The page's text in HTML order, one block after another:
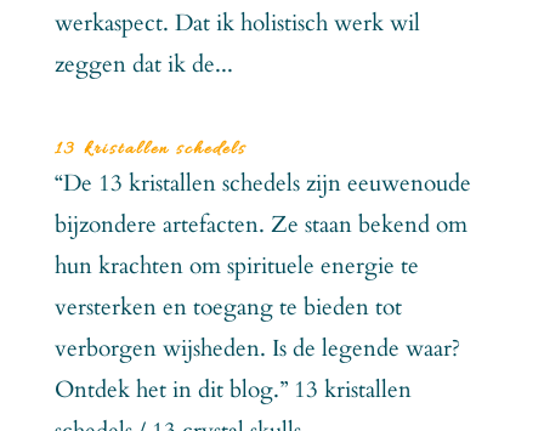
werkaspect. Dat ik holistisch werk wil
zeggen dat ik de...
13 kristallen schedels
“De 13 kristallen schedels zijn eeuwenoude
bijzondere artefacten. Ze staan bekend om
hun krachten om spirituele energie te
versterken en toegang te bieden tot
verborgen wijsheden. Is de legende waar?
Ontdek het in dit blog.” 13 kristallen